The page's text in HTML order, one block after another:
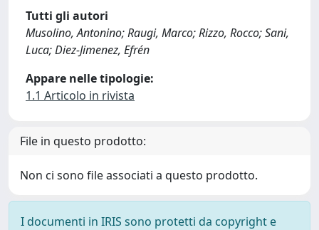
Tutti gli autori
Musolino, Antonino; Raugi, Marco; Rizzo, Rocco; Sani,
Luca; Diez-Jimenez, Efrén
Appare nelle tipologie:
1.1 Articolo in rivista
File in questo prodotto:
Non ci sono file associati a questo prodotto.
I documenti in IRIS sono protetti da copyright e